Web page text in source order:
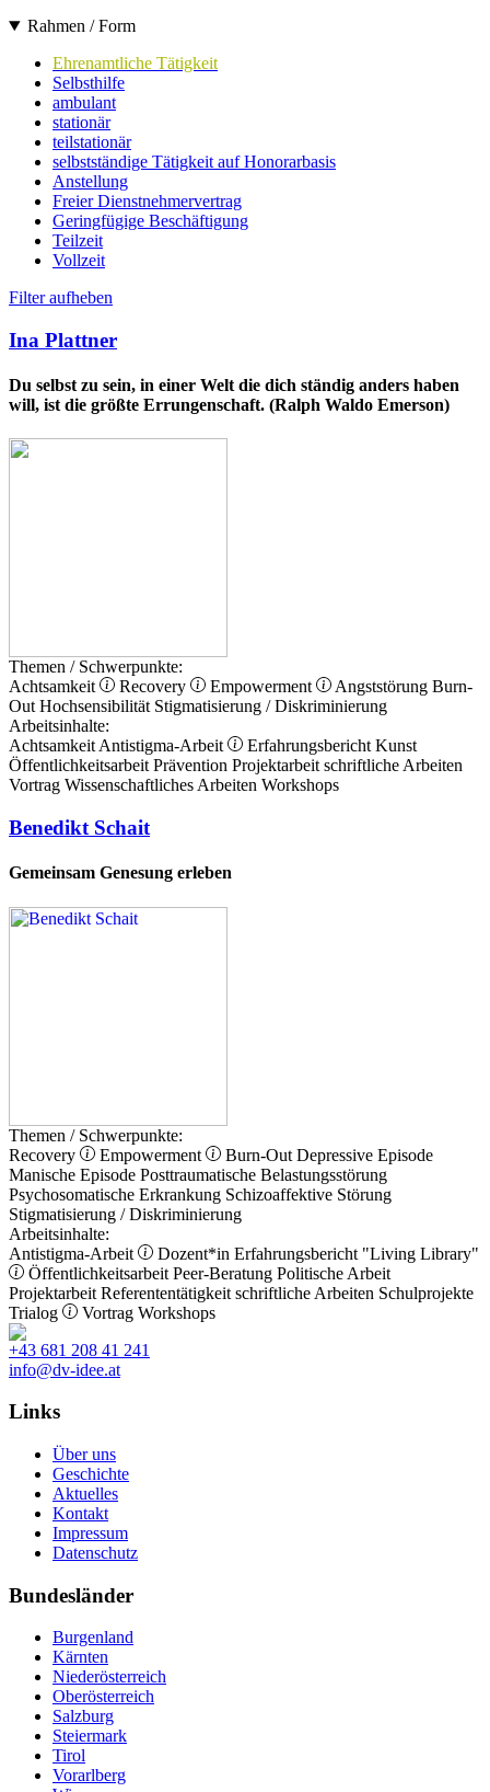
Rahmen / Form
Ehrenamtliche Tätigkeit
Selbsthilfe
ambulant
stationär
teilstationär
selbstständige Tätigkeit auf Honorarbasis
Anstellung
Freier Dienstnehmervertrag
Geringfügige Beschäftigung
Teilzeit
Vollzeit
Filter aufheben
Ina Plattner
Du selbst zu sein, in einer Welt die dich ständig anders haben
will, ist die größte Errungenschaft. (Ralph Waldo Emerson)
Themen / Schwerpunkte:
Achtsamkeit
Recovery Empowerment Angststörung Burn-
Out Hochsensibilität Stigmatisierung / Diskriminierung
Arbeitsinhalte:
Achtsamkeit Antistigma-Arbeit Erfahrungsbericht Kunst
Öffentlichkeitsarbeit Prävention Projektarbeit schriftliche Arbeiten
Vortrag Wissenschaftliches Arbeiten Workshops
Benedikt Schait
Gemeinsam Genesung erleben
Themen / Schwerpunkte:
Recovery
Empowerment Burn-Out Depressive Episode
Manische Episode Posttraumatische Belastungsstörung
Psychosomatische Erkrankung Schizoaffektive Störung
Stigmatisierung / Diskriminierung
Arbeitsinhalte:
Antistigma-Arbeit
Dozent*in Erfahrungsbericht "Living Library"
Öffentlichkeitsarbeit Peer-Beratung Politische Arbeit
Projektarbeit Referententätigkeit schriftliche Arbeiten Schulprojekte
Trialog
Vortrag Workshops
+43 681 208 41 241
info@dv-idee.at
Links
Über uns
Geschichte
Aktuelles
Kontakt
Impressum
Datenschutz
Bundesländer
Burgenland
Kärnten
Niederösterreich
Oberösterreich
Salzburg
Steiermark
Tirol
Vorarlberg